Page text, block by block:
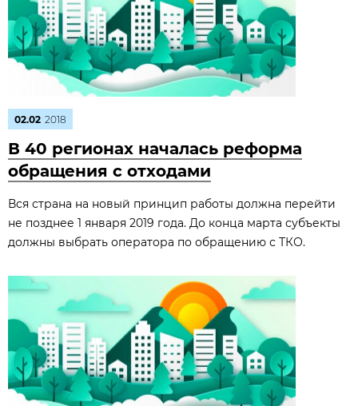
02.02 2018
В 40 регионах началась реформа
обращения с отходами
Вся страна на новый принцип работы должна перейти
не позднее 1 января 2019 года. До конца марта субъекты
должны выбрать оператора по обращению с ТКО.